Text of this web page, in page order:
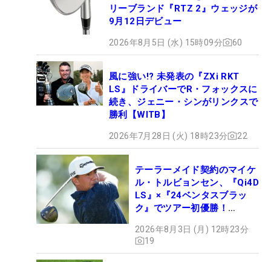
リーブランド『RTZ 2』ウェッジが
9月12日デビュー
2026年8月5日 (水) 15時09分 60
風に強い!? 未発表の『ZXi RKT
LS』ドライバーでR・フォックスに
続き、ジェニー・シンがリンクスで
勝利【WITB】
2026年7月28日 (火) 18時23分 22
テーラーメイド契約のマイケ
ル・トルビョンセン、『Qi4D
LS』×『24ベンタスブラッ
ク』でツアー初優勝！
2026年8月3日 (月) 12時23分
19